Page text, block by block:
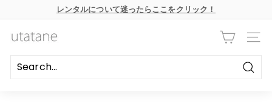
へ
ス
レンタルについて迷ったらここをクリック！
u
a
ナビ